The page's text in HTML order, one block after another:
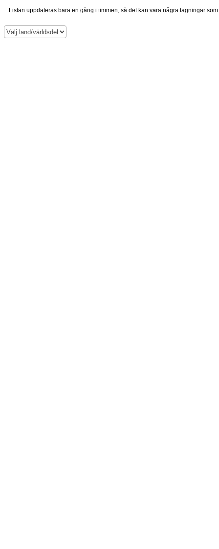
Listan uppdateras bara en gång i timmen, så det kan vara några tagningar